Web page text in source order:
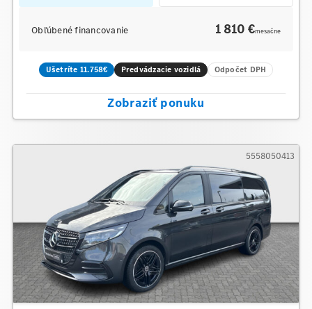
Obľúbené financovanie 1 810 €mesačne
Ušetríte 11.758€ Predvádzacie vozidlá Odpočet DPH
Zobraziť ponuku
5558050413